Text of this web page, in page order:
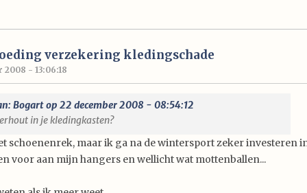
verzekering kledingschade
2008 - 13:06:18
Bogart op 22 december 2008 - 08:54:12
in je kledingkasten?
schoenenrek, maar ik ga na de wintersport zeker investeren
voor aan mijn hangers en wellicht wat mottenballen...